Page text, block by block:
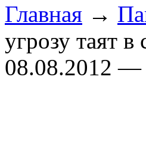
Главная →
угрозу таят
08.08.2012